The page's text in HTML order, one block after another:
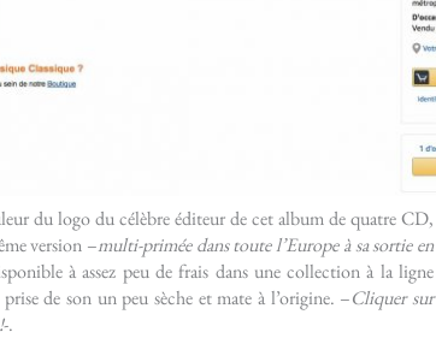
du logo du célèbre éditeur de cet album de quatre CD,
version –multi-primée dans toute l’Europe à sa sortie en
à assez peu de frais dans une collection à la ligne
de son un peu sèche et mate à l’origine. –Cliquer sur
-.